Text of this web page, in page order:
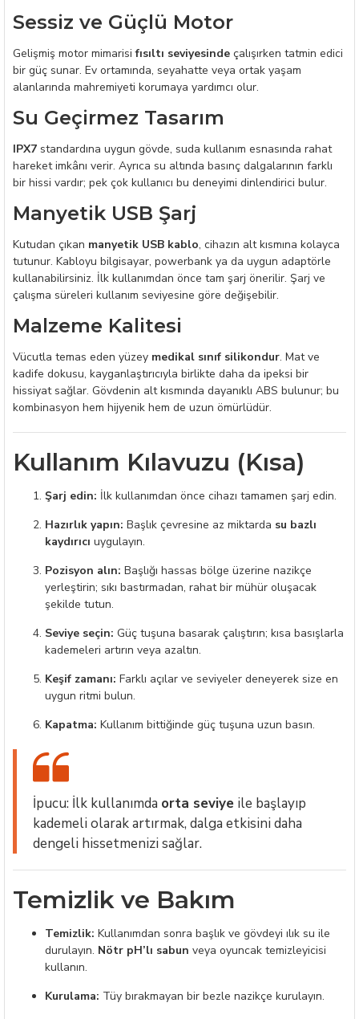
Sessiz ve Güçlü Motor
Gelişmiş motor mimarisifısıltı seviyesinde çalışırken tatmin edici
bir güç sunar. Ev ortamında, seyahatte veya ortak yaşam
alanlarında mahremiyeti korumaya yardımcı olur.
Su Geçirmez Tasarım
IPX7 standardına uygun gövde, suda kullanım esnasında rahat
hareket imkânı verir. Ayrıca su altında basınç dalgalarının farklı
bir hissi vardır; pek çok kullanıcı bu deneyimi dinlendirici bulur.
Manyetik USB Şarj
Kutudan çıkan manyetik USB kablo, cihazın alt kısmına kolayca
tutunur. Kabloyu bilgisayar, powerbank ya da uygun adaptörle
kullanabilirsiniz. İlk kullanımdan önce tam şarj önerilir. Şarj ve
çalışma süreleri kullanım seviyesine göre değişebilir.
Malzeme Kalitesi
Vücutla temas eden yüzey medikal sınıf silikondur. Mat ve
kadife dokusu, kayganlaştırıcıyla birlikte daha da ipeksi bir
hissiyat sağlar. Gövdenin alt kısmında dayanıklı ABS bulunur; bu
kombinasyon hem hijyenik hem de uzun ömürlüdür.
Kullanım Kılavuzu (Kısa)
Şarj edin: İlk kullanımdan önce cihazı tamamen şarj edin.
Hazırlık yapın: Başlık çevresine az miktarda su bazlı
kaydırıcı uygulayın.
Pozisyon alın: Başlığı hassas bölge üzerine nazikçe
yerleştirin; sıkı bastırmadan, rahat bir mühür oluşacak
şekilde tutun.
Seviye seçin: Güç tuşuna basarak çalıştırın; kısa basışlarla
kademeleri artırın veya azaltın.
Keşif zamanı: Farklı açılar ve seviyeler deneyerek size en
uygun ritmi bulun.
Kapatma: Kullanım bittiğinde güç tuşuna uzun basın.
İpucu: İlk kullanımda orta seviye ile başlayıp
kademeli olarak artırmak, dalga etkisini daha
dengeli hissetmenizi sağlar.
Temizlik ve Bakım
Temizlik: Kullanımdan sonra başlık ve gövdeyi ılık su ile
durulayın. Nötr pH’lı sabun veya oyuncak temizleyicisi
kullanın.
Kurulama: Tüy bırakmayan bir bezle nazikçe kurulayın.